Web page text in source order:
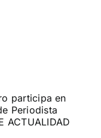
en
“Europa se